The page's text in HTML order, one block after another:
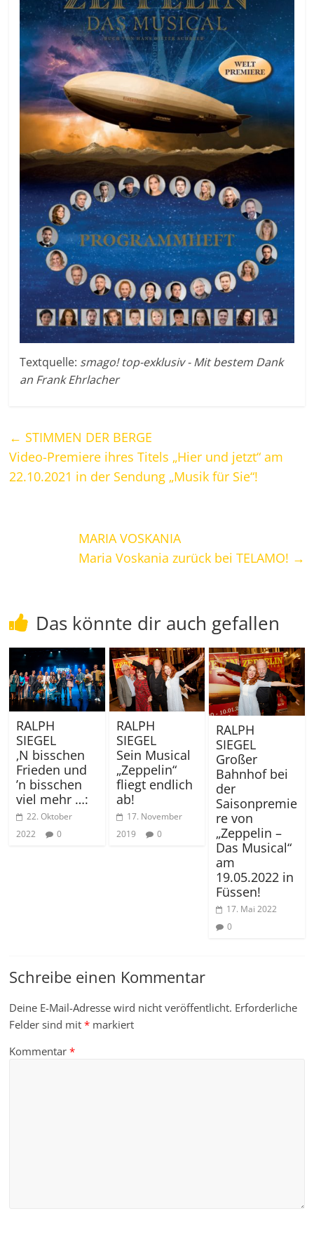
Textquelle: smago! top-exklusiv - Mit bestem Dank
an Frank Ehrlacher
← STIMMEN DER BERGE
Video-Premiere ihres Titels „Hier und jetzt“ am
22.10.2021 in der Sendung „Musik für Sie“!
MARIA VOSKANIA
Maria Voskania zurück bei TELAMO! →
Das könnte dir auch gefallen
RALPH
SIEGEL
‚N bisschen
Frieden und
’n bisschen
viel mehr …:
22. Oktober
2022
0
RALPH
SIEGEL
Sein Musical
„Zeppelin“
fliegt endlich
ab!
17. November
2019
0
RALPH
SIEGEL
Großer
Bahnhof bei
der
Saisonpremie
re von
„Zeppelin –
Das Musical“
am
19.05.2022 in
Füssen!
17. Mai 2022
0
Schreibe einen Kommentar
Deine E-Mail-Adresse wird nicht veröffentlicht. Erforderliche
Felder sind mit* markiert
Kommentar*